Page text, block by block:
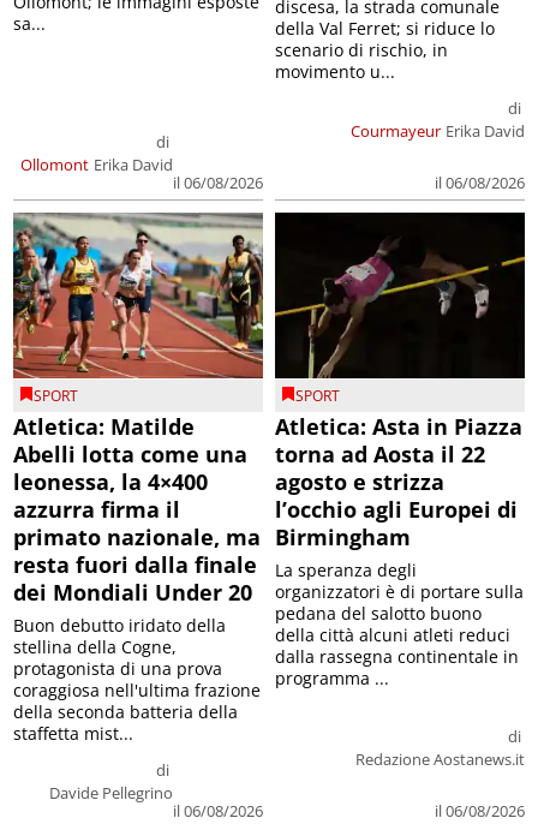
Ollomont
di
Erika David
il 06/08/2026
sa...
Courmayeur
di
Erika David
il 06/08/2026
discesa, la strada comunale
della Val Ferret; si riduce lo
scenario di rischio, in
movimento u...
SPORT
Atletica: Matilde
Abelli lotta come una
leonessa, la 4×400
azzurra firma il
primato nazionale, ma
resta fuori dalla finale
dei Mondiali Under 20
di
Davide Pellegrino
il 06/08/2026
Buon debutto iridato della
stellina della Cogne,
protagonista di una prova
coraggiosa nell'ultima frazione
della seconda batteria della
staffetta mist...
SPORT
Atletica: Asta in Piazza
torna ad Aosta il 22
agosto e strizza
l’occhio agli Europei di
Birmingham
di
Redazione Aostanews.it
il 06/08/2026
La speranza degli
organizzatori è di portare sulla
pedana del salotto buono
della città alcuni atleti reduci
dalla rassegna continentale in
programma ...